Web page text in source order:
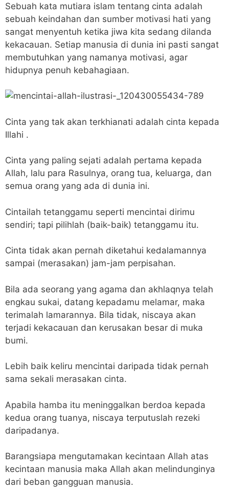
Sebuah kata mutiara islam tentang cinta adalah
sebuah keindahan dan sumber motivasi hati yang
sangat menyentuh ketika jiwa kita sedang dilanda
kekacauan. Setiap manusia di dunia ini pasti sangat
membutuhkan yang namanya motivasi, agar
hidupnya penuh kebahagiaan.
Cinta yang tak akan terkhianati adalah cinta kepada
Illahi .
Cinta yang paling sejati adalah pertama kepada
Allah, lalu para Rasulnya, orang tua, keluarga, dan
semua orang yang ada di dunia ini.
Cintailah tetanggamu seperti mencintai dirimu
sendiri; tapi pilihlah (baik-baik) tetanggamu itu.
Cinta tidak akan pernah diketahui kedalamannya
sampai (merasakan) jam-jam perpisahan.
Bila ada seorang yang agama dan akhlaqnya telah
engkau sukai, datang kepadamu melamar, maka
terimalah lamarannya. Bila tidak, niscaya akan
terjadi kekacauan dan kerusakan besar di muka
bumi.
Lebih baik keliru mencintai daripada tidak pernah
sama sekali merasakan cinta.
Apabila hamba itu meninggalkan berdoa kepada
kedua orang tuanya, niscaya terputuslah rezeki
daripadanya.
Barangsiapa mengutamakan kecintaan Allah atas
kecintaan manusia maka Allah akan melindunginya
dari beban gangguan manusia.